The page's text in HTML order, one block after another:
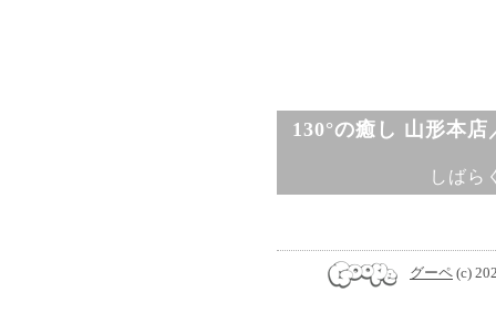
130°の癒し 山形本
しばら
グーペ (c)